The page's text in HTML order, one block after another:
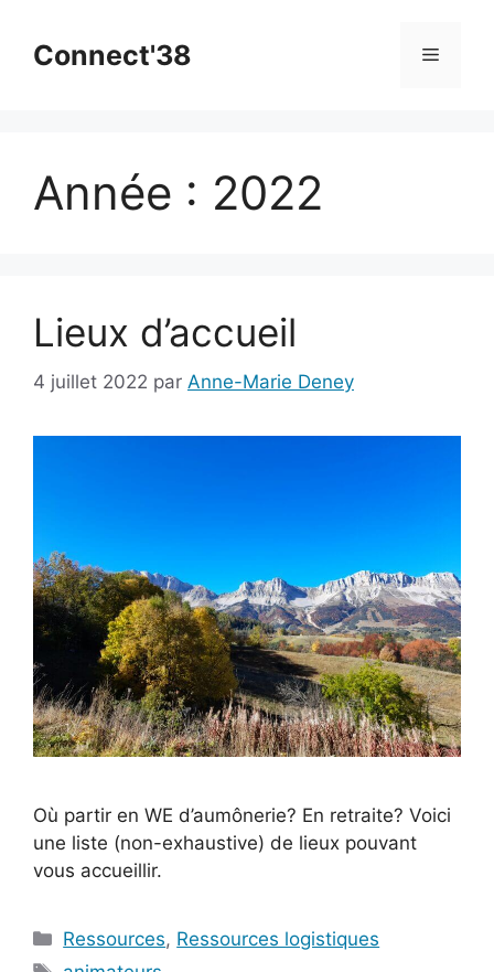
contenuConnect'38 Menu
Année : 2022
Lieux d’accueil
4 juillet 2022 par Anne-Marie Deney
Où partir en WE d’aumônerie? En retraite? Voici
une liste (non-exhaustive) de lieux pouvant
vous accueillir.
Catégories
Ressources, Ressources logistiques
Étiquettes